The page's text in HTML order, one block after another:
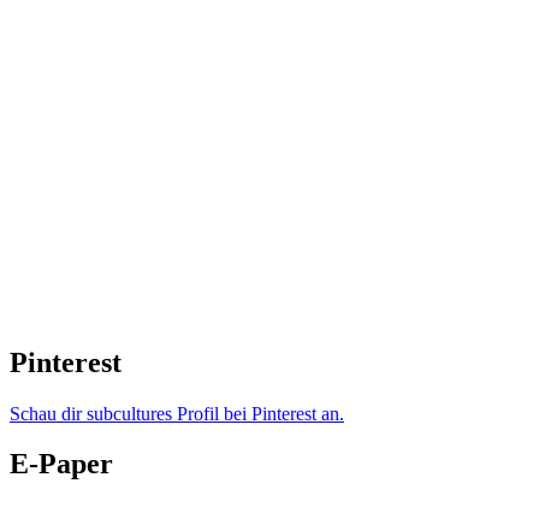
Pinterest
Schau dir subcultures Profil bei Pinterest an.
E-Paper